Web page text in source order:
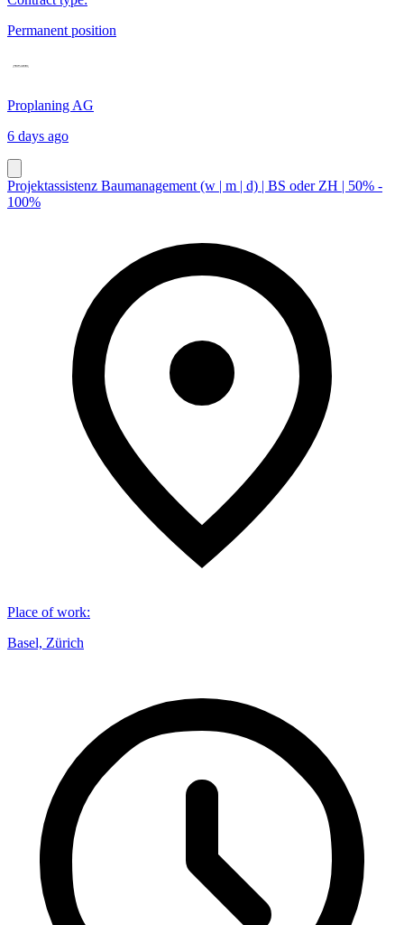
Permanent position
Proplaning AG
6 days ago
Projektassistenz Baumanagement (w | m | d) | BS oder ZH | 50% -
100%
Place of work:
Basel, Zürich